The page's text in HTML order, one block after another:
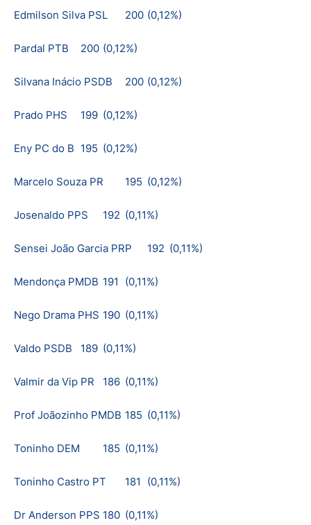
Edmilson Silva PSL 200 (0,12%)
Pardal PTB 200 (0,12%)
Silvana Inácio PSDB 200 (0,12%)
Prado PHS 199 (0,12%)
Eny PC do B 195 (0,12%)
Marcelo Souza PR 195 (0,12%)
Josenaldo PPS 192 (0,11%)
Sensei João Garcia PRP 192 (0,11%)
Mendonça PMDB 191 (0,11%)
Nego Drama PHS 190 (0,11%)
Valdo PSDB 189 (0,11%)
Valmir da Vip PR 186 (0,11%)
Prof Joãozinho PMDB 185 (0,11%)
Toninho DEM 185 (0,11%)
Toninho Castro PT 181 (0,11%)
Dr Anderson PPS 180 (0,11%)